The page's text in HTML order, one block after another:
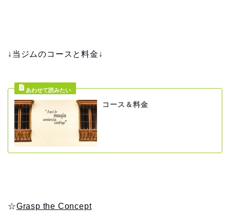
↓当ジムのコースと料金↓
コース＆料金
☆Grasp the Concept